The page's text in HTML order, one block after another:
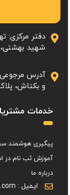
دفتر مرکزی:
شهید بهشتی، کوچه
آدرس مرجوعی
و بکتاش، پلاک 107 (محله‌ی بازار
خدمات
پیگیری هوشمند
آموزش ثب نام در
درباره ما
ایمیل : info@123kif.com